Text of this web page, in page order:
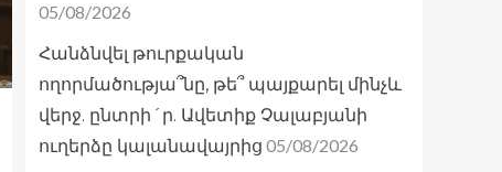
05/08/2026
Հանձնվել թուրքական
ողորմածությա՞նը, թե՞ պայքարել մինչև
վերջ. ընտրի´ր. Ավետիք Չալաբյանի
ուղերձը կալանավայրից 05/08/2026